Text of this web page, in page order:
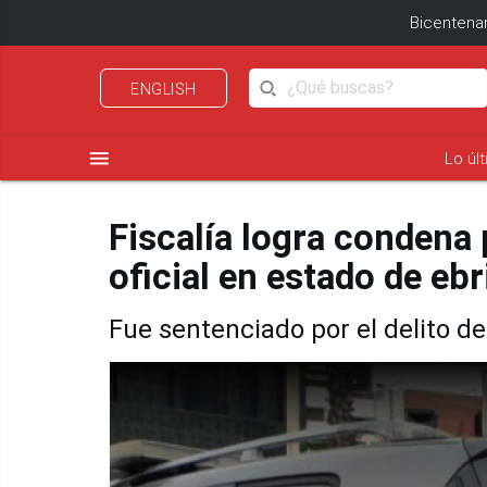
ENGLISH
menu Lo
Fiscalía logra
oficial en estado de
Fue sentenciado por el delito